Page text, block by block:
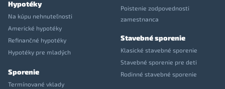
Hypotéky
Na kúpu nehnuteľnosti
Americké hypotéky
Refinančné hypotéky
Hypotéky pre mladých
Sporenie
Termínované vklady
Poistenie zodpovednosti
zamestnanca
Stavebné sporenie
Klasické stavebné sporenie
Stavebné sporenie pre deti
Rodinné stavebné sporenie